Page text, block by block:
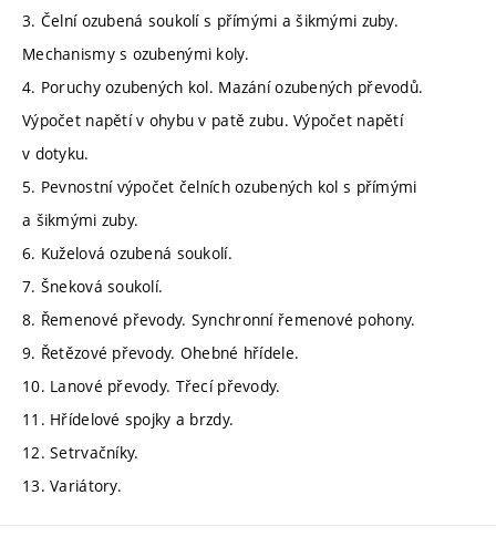
3. Čelní ozubená soukolí s přímými a šikmými zuby.
Mechanismy s ozubenými koly.
4. Poruchy ozubených kol. Mazání ozubených převodů.
Výpočet napětí v ohybu v patě zubu. Výpočet napětí
v dotyku.
5. Pevnostní výpočet čelních ozubených kol s přímými
a šikmými zuby.
6. Kuželová ozubená soukolí.
7. Šneková soukolí.
8. Řemenové převody. Synchronní řemenové pohony.
9. Řetězové převody. Ohebné hřídele.
10. Lanové převody. Třecí převody.
11. Hřídelové spojky a brzdy.
12. Setrvačníky.
13. Variátory.